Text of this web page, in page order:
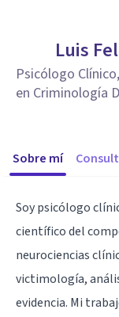
Luis
Psicólogo
en Criminología
Sobre mí
Soy psicólogo
científico del
neurociencias
victimología,
evidencia. Mi